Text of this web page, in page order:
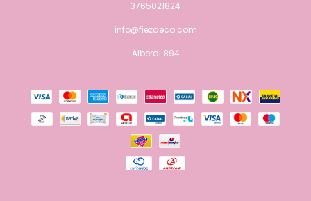
3765021824
info@fiezdeco.com
Alberdi 894